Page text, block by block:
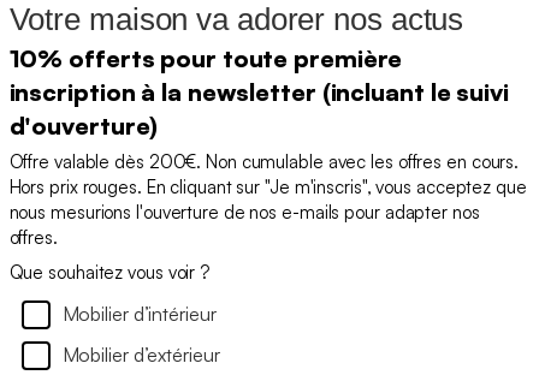
Votre maison va adorer nos actus
10% offerts pour toute première
inscription à la newsletter (incluant le suivi
d'ouverture)
Offre valable dès 200€. Non cumulable avec les offres en cours.
Hors prix rouges. En cliquant sur "Je m'inscris", vous acceptez que
nous mesurions l'ouverture de nos e-mails pour adapter nos
offres.
Que souhaitez vous voir ?
Mobilier d’intérieur
Mobilier d’extérieur